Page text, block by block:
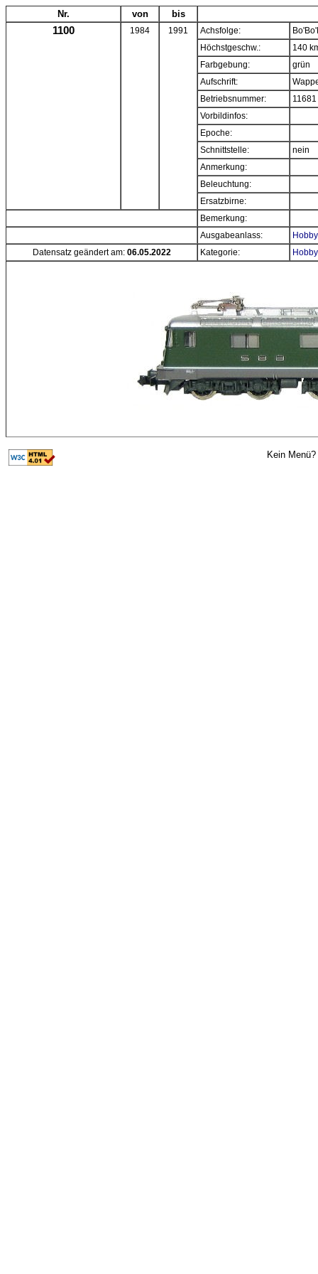
Nr. von bis
1100 1984 1991 Achsfolge:
Höchstgeschw.:
140
Farbgebung:
grün
Aufschrift:
Betriebsnummer:
11681
Vorbildinfos:
Epoche:
Schnittstelle:
nein
Anmerkung:
Beleuchtung:
Ersatzbirne:
Bemerkung:
Ausgabeanlass:
Datensatz geändert am: 06.05.2022 Kategorie:
Kein